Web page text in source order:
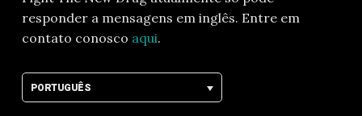
responder a mensagens em inglês. Entre em
contato conosco aqui.
PORTUGUÊS